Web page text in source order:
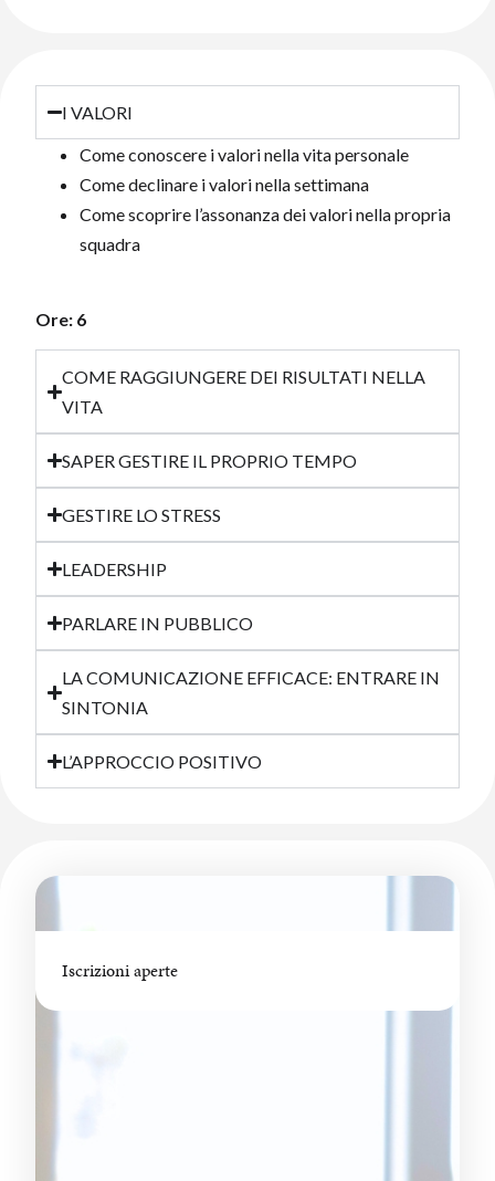
I VALORI
Come conoscere i valori nella vita personale
Come declinare i valori nella settimana
Come scoprire l’assonanza dei valori nella propria
squadra
Ore: 6
COME RAGGIUNGERE DEI RISULTATI NELLA
VITA
SAPER GESTIRE IL PROPRIO TEMPO
GESTIRE LO STRESS
LEADERSHIP
PARLARE IN PUBBLICO
LA COMUNICAZIONE EFFICACE: ENTRARE IN
SINTONIA
L’APPROCCIO POSITIVO
Iscrizioni aperte